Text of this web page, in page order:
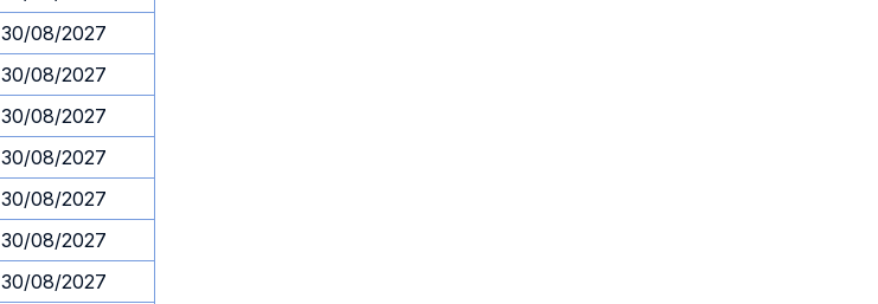
30/08/2027
30/08/2027
30/08/2027
30/08/2027
30/08/2027
30/08/2027
30/08/2027